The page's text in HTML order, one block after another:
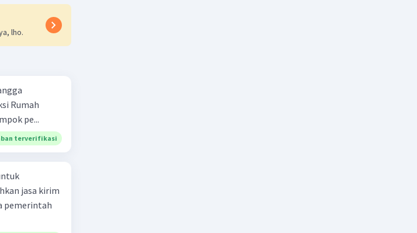
lho.
pe...
terverifikasi
jasa kirim
pemerintah